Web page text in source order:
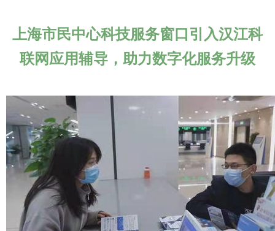
上海市民中心科技服务窗口引入汉江科
联网应用辅导，助力数字化服务升级